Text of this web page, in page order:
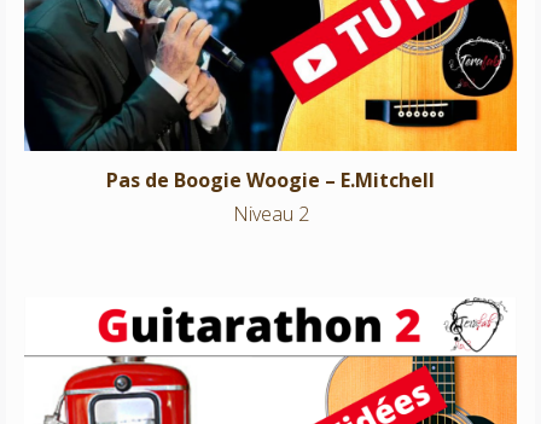
Niveau 2
Pas de Boogie Woogie – E.Mitchell
Niveau 2
Guitarathon suite – 64 idées chansons françaises